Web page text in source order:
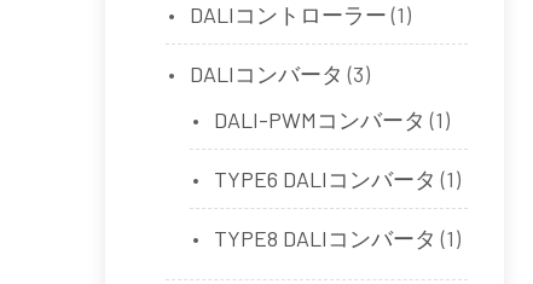
DALIコントローラー (1)
DALIコンバータ (3)
DALI-PWMコンバータ (1)
TYPE6 DALIコンバータ (1)
TYPE8 DALIコンバータ (1)